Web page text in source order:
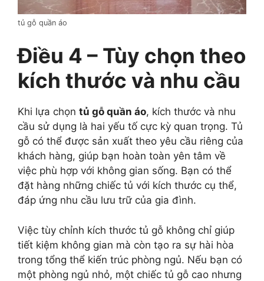
tủ gỗ quần áo
Điều 4 – Tùy chọn theo
kích thước và nhu cầu
Khi lựa chọn tủ gỗ quần áo, kích thước và nhu
cầu sử dụng là hai yếu tố cực kỳ quan trọng. Tủ
gỗ có thể được sản xuất theo yêu cầu riêng của
khách hàng, giúp bạn hoàn toàn yên tâm về
việc phù hợp với không gian sống. Bạn có thể
đặt hàng những chiếc tủ với kích thước cụ thể,
đáp ứng nhu cầu lưu trữ của gia đình.
Việc tùy chỉnh kích thước tủ gỗ không chỉ giúp
tiết kiệm không gian mà còn tạo ra sự hài hòa
trong tổng thể kiến trúc phòng ngủ. Nếu bạn có
một phòng ngủ nhỏ, một chiếc tủ gỗ cao nhưng